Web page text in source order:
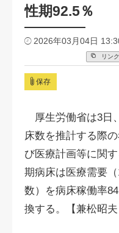
性期92.5％
2026年03月04日
リン
保存
厚生労働省は3日
床数を推計する際
び医療計画等に関
期病床は医療需要
数）を病床稼働率
換する。【兼松昭夫